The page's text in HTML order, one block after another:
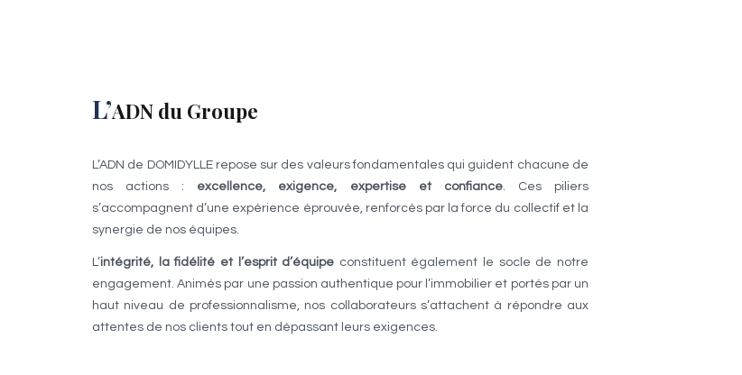
L’ADN du Groupe
L’ADN de DOMIDYLLE repose sur des valeurs fondamentales qui guident chacune de
nos actions : excellence, exigence, expertise et confiance. Ces piliers
s’accompagnent d’une expérience éprouvée, renforcés par la force du collectif et la
synergie de nos équipes.
L’intégrité, la fidélité et l’esprit d’équipe constituent également le socle de notre
engagement. Animés par une passion authentique pour l’immobilier et portés par un
haut niveau de professionnalisme, nos collaborateurs s’attachent à répondre aux
attentes de nos clients tout en dépassant leurs exigences.